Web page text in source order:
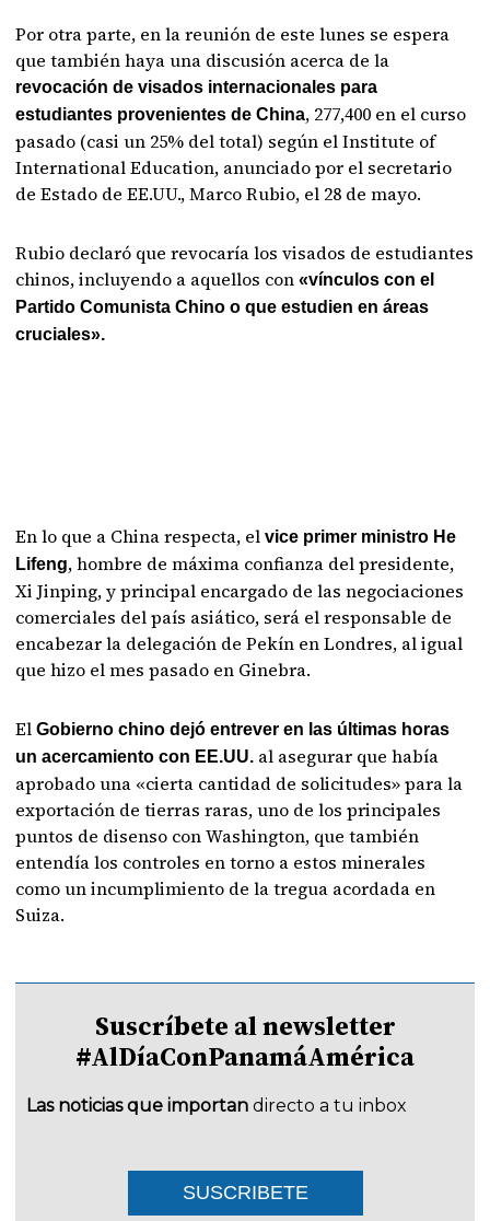
Por otra parte, en la reunión de este lunes se espera
que también haya una discusión acerca de la
revocación de visados internacionales para
estudiantes provenientes de China, 277,400 en el curso
pasado (casi un 25% del total) según el Institute of
International Education, anunciado por el secretario
de Estado de EE.UU., Marco Rubio, el 28 de mayo.
Rubio declaró que revocaría los visados de estudiantes
chinos, incluyendo a aquellos con«vínculos con el
Partido Comunista Chino o que estudien en áreas
cruciales».
En lo que a China respecta, elvice primer ministro He
Lifeng, hombre de máxima confianza del presidente,
Xi Jinping, y principal encargado de las negociaciones
comerciales del país asiático, será el responsable de
encabezar la delegación de Pekín en Londres, al igual
que hizo el mes pasado en Ginebra.
ElGobierno chino dejó entrever en las últimas horas
un acercamiento con EE.UU. al asegurar que había
aprobado una «cierta cantidad de solicitudes» para la
exportación de tierras raras, uno de los principales
puntos de disenso con Washington, que también
entendía los controles en torno a estos minerales
como un incumplimiento de la tregua acordada en
Suiza.
Suscríbete al newsletter
#AlDíaConPanamáAmérica
Las noticias que importan directo a tu inbox
SUSCRIBETE